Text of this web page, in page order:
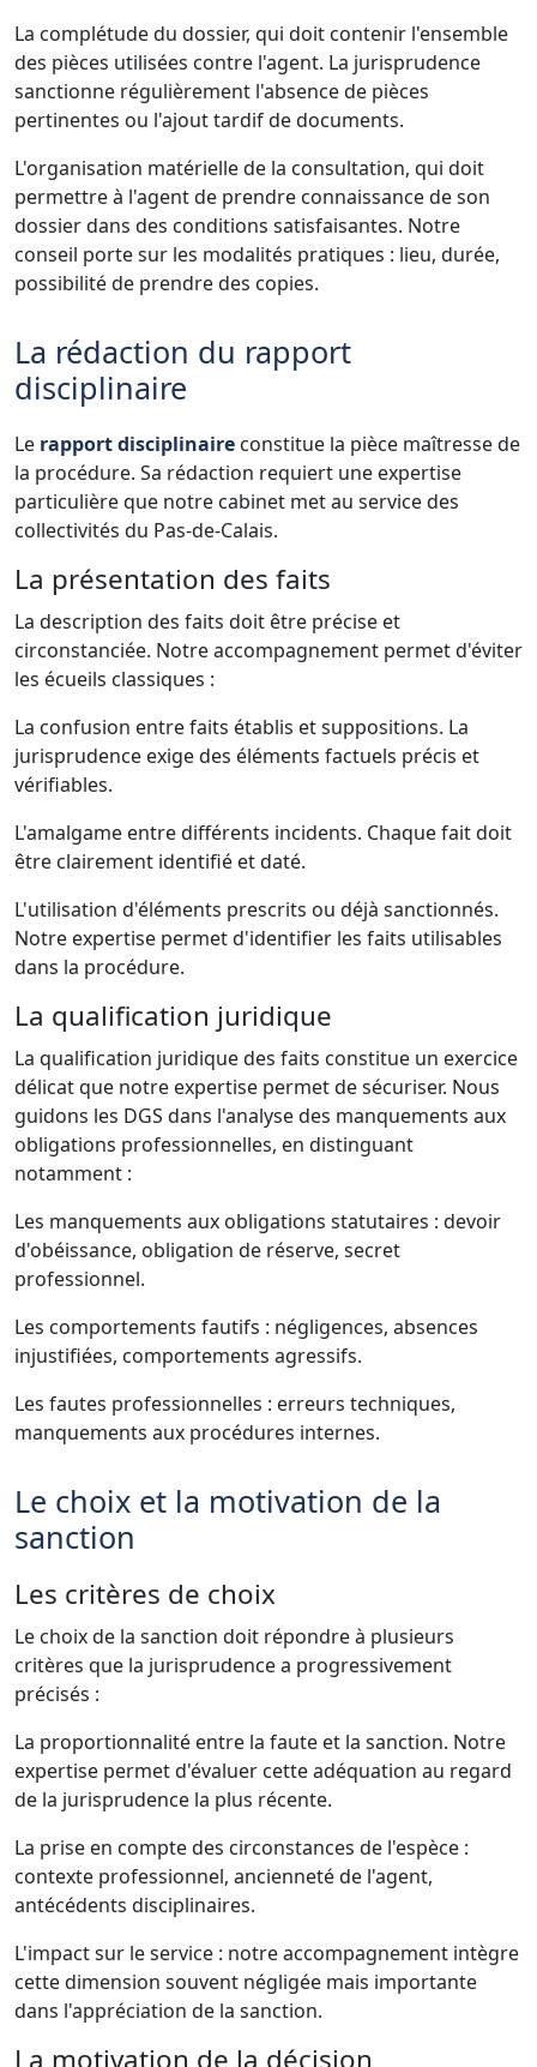
La complétude du dossier, qui doit contenir l'ensemble
des pièces utilisées contre l'agent. La jurisprudence
sanctionne régulièrement l'absence de pièces
pertinentes ou l'ajout tardif de documents.
L'organisation matérielle de la consultation, qui doit
permettre à l'agent de prendre connaissance de son
dossier dans des conditions satisfaisantes. Notre
conseil porte sur les modalités pratiques : lieu, durée,
possibilité de prendre des copies.
La rédaction du rapport
disciplinaire
Le rapport disciplinaire constitue la pièce maîtresse de
la procédure. Sa rédaction requiert une expertise
particulière que notre cabinet met au service des
collectivités du Pas-de-Calais.
La présentation des faits
La description des faits doit être précise et
circonstanciée. Notre accompagnement permet d'éviter
les écueils classiques :
La confusion entre faits établis et suppositions. La
jurisprudence exige des éléments factuels précis et
vérifiables.
L'amalgame entre différents incidents. Chaque fait doit
être clairement identifié et daté.
L'utilisation d'éléments prescrits ou déjà sanctionnés.
Notre expertise permet d'identifier les faits utilisables
dans la procédure.
La qualification juridique
La qualification juridique des faits constitue un exercice
délicat que notre expertise permet de sécuriser. Nous
guidons les DGS dans l'analyse des manquements aux
obligations professionnelles, en distinguant
notamment :
Les manquements aux obligations statutaires : devoir
d'obéissance, obligation de réserve, secret
professionnel.
Les comportements fautifs : négligences, absences
injustifiées, comportements agressifs.
Les fautes professionnelles : erreurs techniques,
manquements aux procédures internes.
Le choix et la motivation de la
sanction
Les critères de choix
Le choix de la sanction doit répondre à plusieurs
critères que la jurisprudence a progressivement
précisés :
La proportionnalité entre la faute et la sanction. Notre
expertise permet d'évaluer cette adéquation au regard
de la jurisprudence la plus récente.
La prise en compte des circonstances de l'espèce :
contexte professionnel, ancienneté de l'agent,
antécédents disciplinaires.
L'impact sur le service : notre accompagnement intègre
cette dimension souvent négligée mais importante
dans l'appréciation de la sanction.
La motivation de la décision